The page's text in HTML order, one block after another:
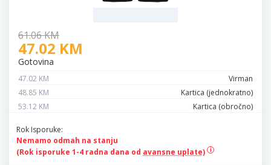
61.06 KM
47.02 KM
Gotovina
47.02 KM
Virman
48.85 KM
Kartica (jednokratno)
53.12 KM
Kartica (obročno)
Rok Isporuke:
Nemamo odmah na stanju
(Rok isporuke 1-4 radna dana od avansne uplate)